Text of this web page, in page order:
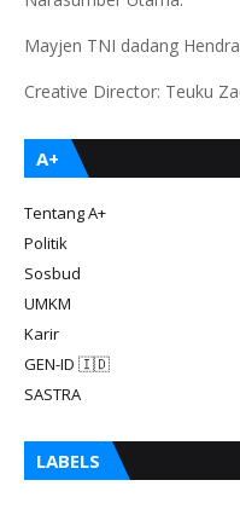
Mayjen TNI dadang
Creative Director: Teuku
A+
Tentang A+
Politik
Sosbud
UMKM
Karir
GEN-ID 🇮🇩
SASTRA
LABELS